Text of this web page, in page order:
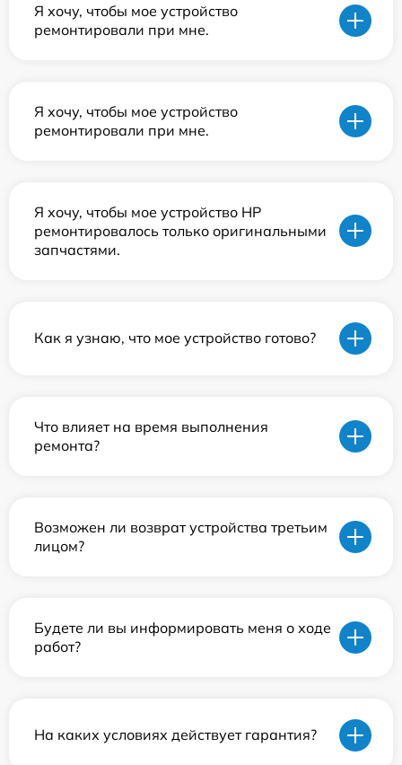
Я хочу, чтобы мое устройство
ремонтировали при мне.
Я хочу, чтобы мое устройство
ремонтировали при мне.
Я хочу, чтобы мое устройство HP
ремонтировалось только оригинальными
запчастями.
Как я узнаю, что мое устройство готово?
Что влияет на время выполнения
ремонта?
Возможен ли возврат устройства третьим
лицом?
Будете ли вы информировать меня о ходе
работ?
На каких условиях действует гарантия?